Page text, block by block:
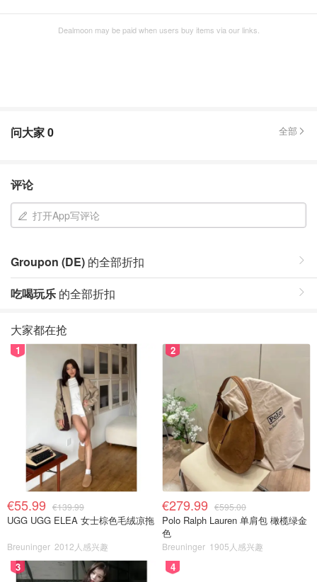
Dealmoon may be paid when users buy items via our links.
问大家0 全部
评论
打开App写评论
Groupon (DE) 的全部折扣
吃喝玩乐 的全部折扣
大家都在抢
1
€55.99 €139.99
UGG UGG ELEA 女士棕色毛绒凉拖
Breuninger 2012人感兴趣
2
€279.99 €595.00
Polo Ralph Lauren 单肩包 橄榄绿金
色
Breuninger 1905人感兴趣
3 4